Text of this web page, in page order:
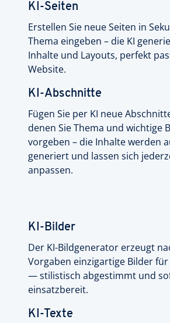
KI-Seiten
Erstellen Sie neue Seiten in
Thema eingeben – die KI
Inhalte und Layouts, perfekt
Website.
KI-Abschnitte
Fügen Sie per KI neue
denen Sie Thema und wichtige
vorgeben – die Inhalte werden
generiert und lassen sich
anpassen.
KI-Bilder
Der KI-Bildgenerator erzeugt
Vorgaben einzigartige Bilder
— stilistisch abgestimmt und
einsatzbereit.
KI-Texte